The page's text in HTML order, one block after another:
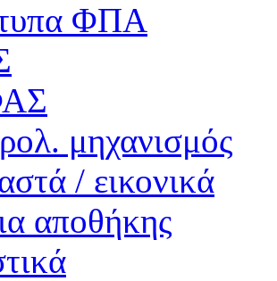
ΦΠΑ
μηχανισμός
/ εικονικά
αποθήκης